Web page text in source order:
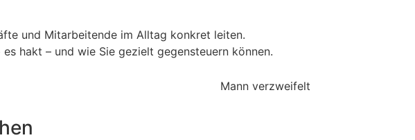
und Mitarbeitende im Alltag konkret leiten.
hakt – und wie Sie gezielt gegensteuern können.